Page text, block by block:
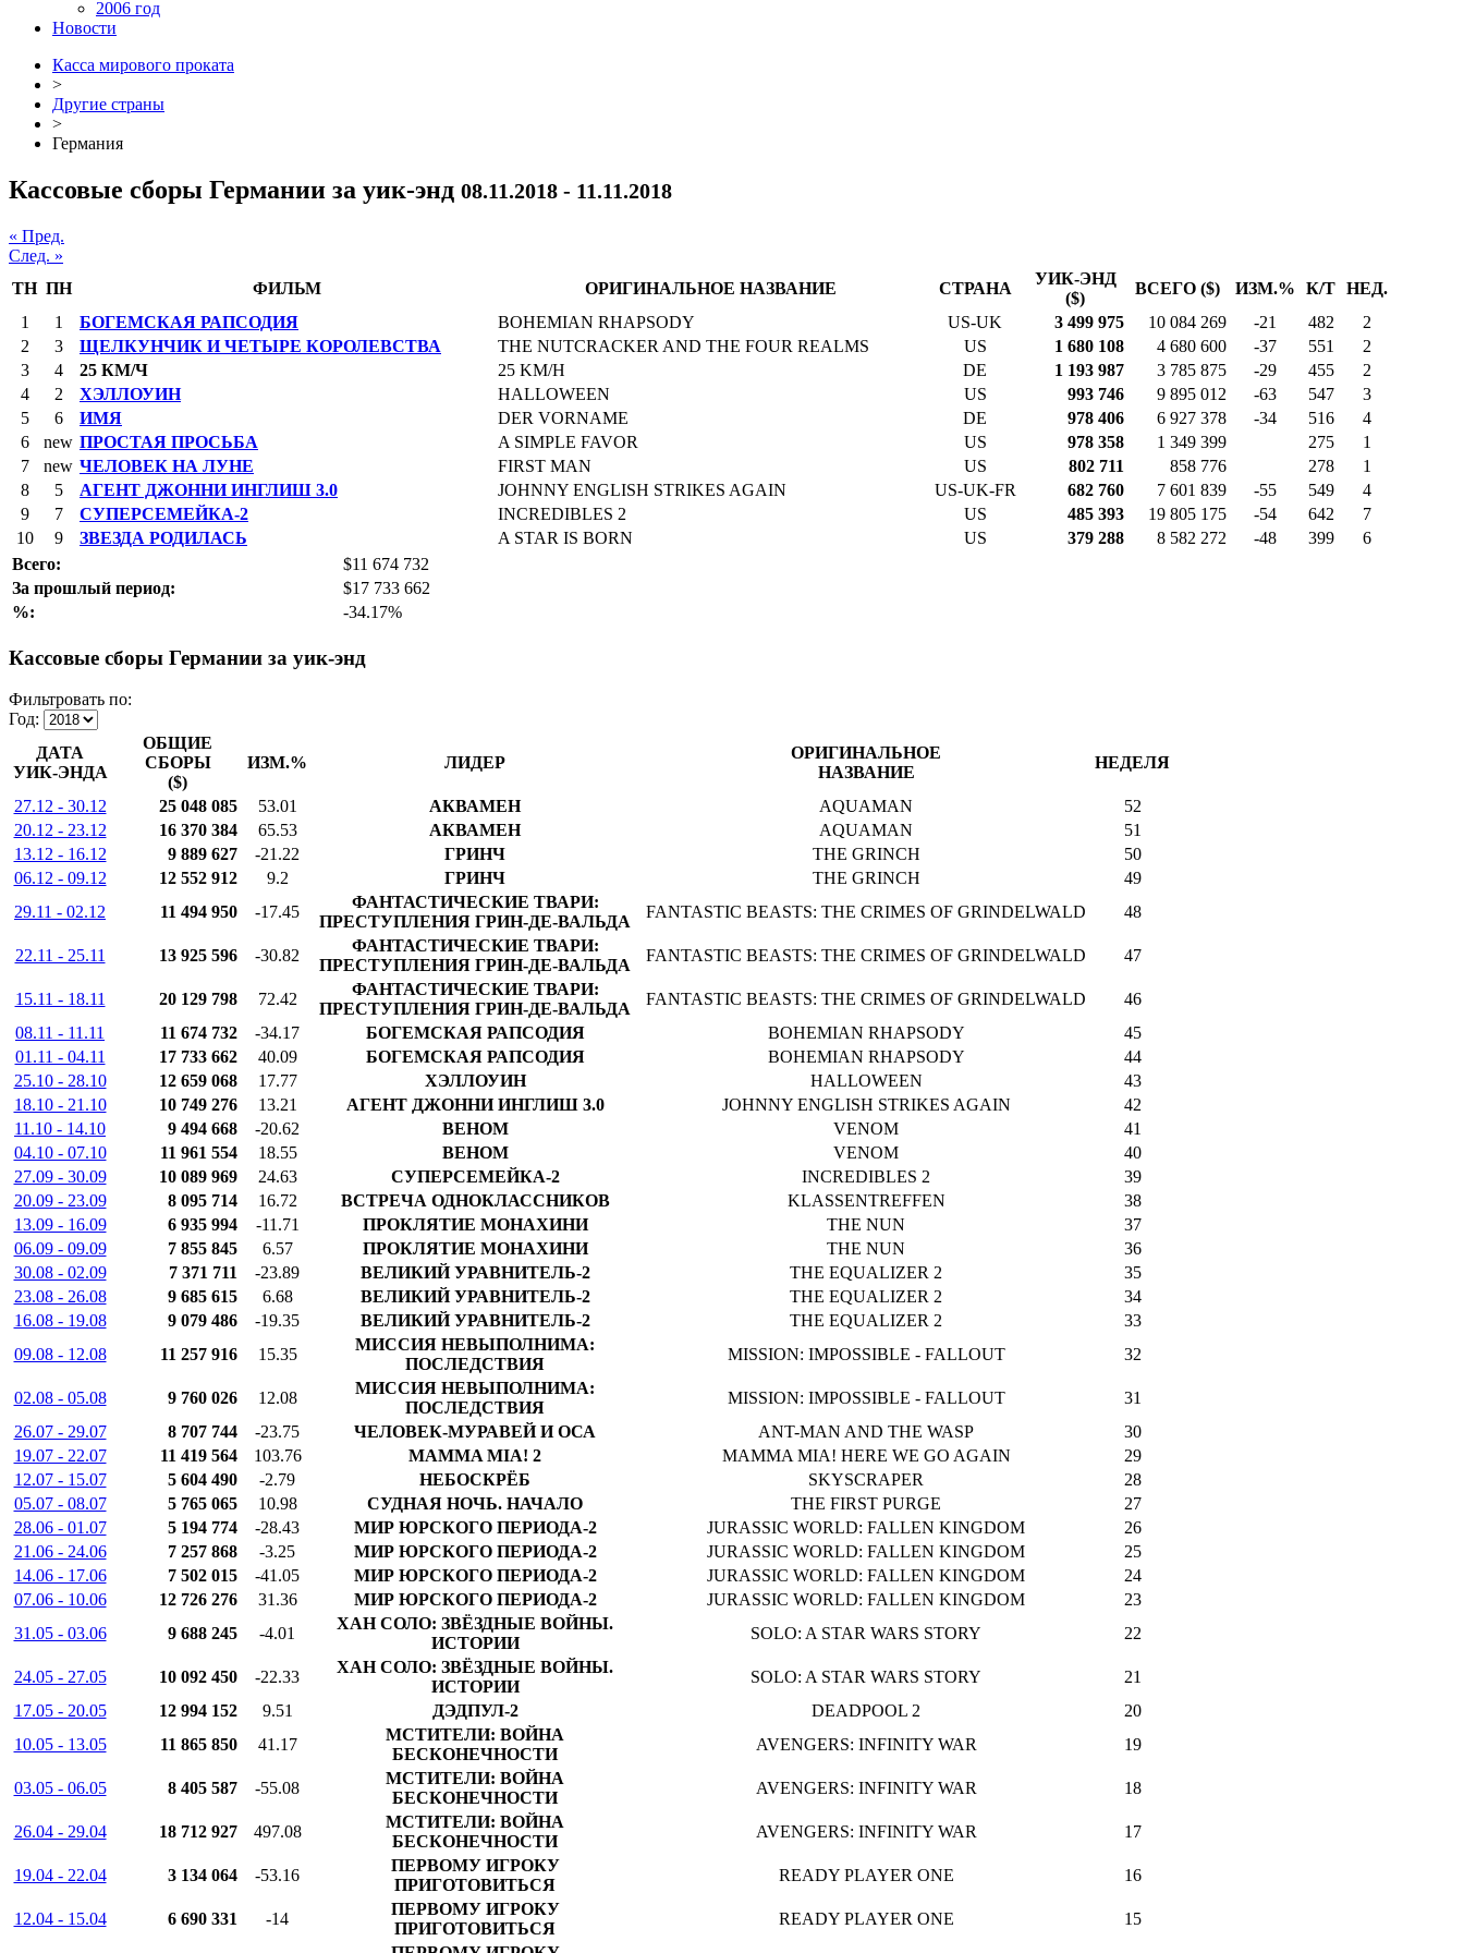
2006 год
Новости
Касса мирового проката
>
Другие страны
>
Германия
Кассовые сборы Германии за уик-энд 08.11.2018 - 11.11.2018
« Пред.
След. »
ТН ПН ФИЛЬМ ОРИГИНАЛЬНОЕ НАЗВАНИЕ СТРАНА
УИК-ЭНД
($)
ВСЕГО ($) ИЗМ.% К/Т НЕД.
1
1 БОГЕМСКАЯ РАПСОДИЯ BOHEMIAN RHAPSODY US-UK 3 499 975 10 084 269 -21 482
2
2
3 ЩЕЛКУНЧИК И ЧЕТЫРЕ КОРОЛЕВСТВА THE NUTCRACKER AND THE FOUR REALMS US 1 680 108 4 680 600 -37 551
2
3
4 25 КМ/Ч 25 KM/H DE 1 193 987 3 785 875 -29 455
2
4
2 ХЭЛЛОУИН HALLOWEEN US 993 746 9 895 012 -63 547
3
5
6 ИМЯ DER VORNAME DE 978 406 6 927 378 -34 516
4
6
new ПРОСТАЯ ПРОСЬБА A SIMPLE FAVOR US 978 358 1 349 399 275
1
7
new ЧЕЛОВЕК НА ЛУНЕ FIRST MAN US 802 711 858 776 278
1
8
5 АГЕНТ ДЖОННИ ИНГЛИШ 3.0 JOHNNY ENGLISH STRIKES AGAIN US-UK-FR 682 760 7 601 839 -55 549
4
9
7 СУПЕРСЕМЕЙКА-2 INCREDIBLES 2 US 485 393 19 805 175 -54 642
7
10
9 ЗВЕЗДА РОДИЛАСЬ A STAR IS BORN US 379 288 8 582 272 -48 399
6
Всего:
$11 674 732
За прошлый период:
$17 733 662
%:
-34.17%
Кассовые сборы Германии за уик-энд
Фильтровать по:
Год:
ДАТА
УИК-ЭНДА
ОБЩИЕ
СБОРЫ
($)
ИЗМ.% ЛИДЕР
ОРИГИНАЛЬНОЕ
НАЗВАНИЕ
НЕДЕЛЯ
27.12 - 30.12 25 048 085 53.01 АКВАМЕН AQUAMAN
52
20.12 - 23.12
16 370 384 65.53 АКВАМЕН AQUAMAN
51
13.12 - 16.12
9 889 627 -21.22 ГРИНЧ THE GRINCH
50
06.12 - 09.12
12 552 912 9.2 ГРИНЧ THE GRINCH
49
29.11 - 02.12
11 494 950 -17.45
ФАНТАСТИЧЕСКИЕ ТВАРИ:
ПРЕСТУПЛЕНИЯ ГРИН-ДЕ-ВАЛЬДА
FANTASTIC BEASTS: THE CRIMES OF GRINDELWALD 48
22.11 - 25.11 13 925 596 -30.82
ФАНТАСТИЧЕСКИЕ ТВАРИ:
ПРЕСТУПЛЕНИЯ ГРИН-ДЕ-ВАЛЬДА
FANTASTIC BEASTS: THE CRIMES OF GRINDELWALD 47
15.11 - 18.11 20 129 798 72.42
ФАНТАСТИЧЕСКИЕ ТВАРИ:
ПРЕСТУПЛЕНИЯ ГРИН-ДЕ-ВАЛЬДА
FANTASTIC BEASTS: THE CRIMES OF GRINDELWALD
46
08.11 - 11.11
11 674 732 -34.17 БОГЕМСКАЯ РАПСОДИЯ BOHEMIAN RHAPSODY
45
01.11 - 04.11
17 733 662 40.09 БОГЕМСКАЯ РАПСОДИЯ BOHEMIAN RHAPSODY
44
25.10 - 28.10
12 659 068 17.77 ХЭЛЛОУИН HALLOWEEN
43
18.10 - 21.10
10 749 276 13.21 АГЕНТ ДЖОННИ ИНГЛИШ 3.0 JOHNNY ENGLISH STRIKES AGAIN
42
11.10 - 14.10
9 494 668 -20.62 ВЕНОМ VENOM
41
04.10 - 07.10
11 961 554 18.55 ВЕНОМ VENOM
40
27.09 - 30.09
10 089 969 24.63 СУПЕРСЕМЕЙКА-2 INCREDIBLES 2
39
20.09 - 23.09
8 095 714 16.72 ВСТРЕЧА ОДНОКЛАССНИКОВ KLASSENTREFFEN
38
13.09 - 16.09
6 935 994 -11.71 ПРОКЛЯТИЕ МОНАХИНИ THE NUN
37
06.09 - 09.09
7 855 845 6.57 ПРОКЛЯТИЕ МОНАХИНИ THE NUN
36
30.08 - 02.09
7 371 711 -23.89 ВЕЛИКИЙ УРАВНИТЕЛЬ-2 THE EQUALIZER 2
35
23.08 - 26.08
9 685 615 6.68 ВЕЛИКИЙ УРАВНИТЕЛЬ-2 THE EQUALIZER 2
34
16.08 - 19.08
9 079 486 -19.35 ВЕЛИКИЙ УРАВНИТЕЛЬ-2 THE EQUALIZER 2
33
09.08 - 12.08
11 257 916 15.35
МИССИЯ НЕВЫПОЛНИМА:
ПОСЛЕДСТВИЯ
MISSION: IMPOSSIBLE - FALLOUT 32
02.08 - 05.08 9 760 026 12.08
МИССИЯ НЕВЫПОЛНИМА:
ПОСЛЕДСТВИЯ
MISSION: IMPOSSIBLE - FALLOUT
31
26.07 - 29.07
8 707 744 -23.75 ЧЕЛОВЕК-МУРАВЕЙ И ОСА ANT-MAN AND THE WASP
30
19.07 - 22.07
11 419 564 103.76 MAMMA MIA! 2 MAMMA MIA! HERE WE GO AGAIN
29
12.07 - 15.07
5 604 490 -2.79 НЕБОСКРЁБ SKYSCRAPER
28
05.07 - 08.07
5 765 065 10.98 СУДНАЯ НОЧЬ. НАЧАЛО THE FIRST PURGE
27
28.06 - 01.07
5 194 774 -28.43 МИР ЮРСКОГО ПЕРИОДА-2 JURASSIC WORLD: FALLEN KINGDOM
26
21.06 - 24.06
7 257 868 -3.25 МИР ЮРСКОГО ПЕРИОДА-2 JURASSIC WORLD: FALLEN KINGDOM
25
14.06 - 17.06
7 502 015 -41.05 МИР ЮРСКОГО ПЕРИОДА-2 JURASSIC WORLD: FALLEN KINGDOM
24
07.06 - 10.06
12 726 276 31.36 МИР ЮРСКОГО ПЕРИОДА-2 JURASSIC WORLD: FALLEN KINGDOM
23
31.05 - 03.06
9 688 245 -4.01
ХАН СОЛО: ЗВЁЗДНЫЕ ВОЙНЫ.
ИСТОРИИ
SOLO: A STAR WARS STORY 22
24.05 - 27.05 10 092 450 -22.33
ХАН СОЛО: ЗВЁЗДНЫЕ ВОЙНЫ.
ИСТОРИИ
SOLO: A STAR WARS STORY
21
17.05 - 20.05
12 994 152 9.51 ДЭДПУЛ-2 DEADPOOL 2
20
10.05 - 13.05
11 865 850 41.17
МСТИТЕЛИ: ВОЙНА
БЕСКОНЕЧНОСТИ
AVENGERS: INFINITY WAR 19
03.05 - 06.05 8 405 587 -55.08
МСТИТЕЛИ: ВОЙНА
БЕСКОНЕЧНОСТИ
AVENGERS: INFINITY WAR 18
26.04 - 29.04 18 712 927 497.08
МСТИТЕЛИ: ВОЙНА
БЕСКОНЕЧНОСТИ
AVENGERS: INFINITY WAR 17
19.04 - 22.04 3 134 064 -53.16
ПЕРВОМУ ИГРОКУ
ПРИГОТОВИТЬСЯ
READY PLAYER ONE 16
12.04 - 15.04 6 690 331 -14
ПЕРВОМУ ИГРОКУ
ПРИГОТОВИТЬСЯ
READY PLAYER ONE
15